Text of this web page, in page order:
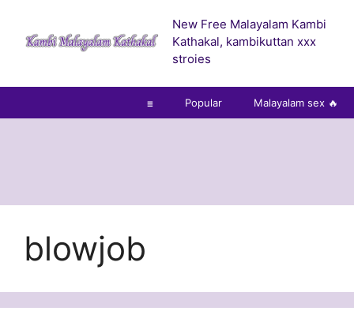
content
New Free Malayalam Kambi
Kathakal, kambikuttan xxx
stroies
☰ Popular Malayalam sex 🔥
blowjob